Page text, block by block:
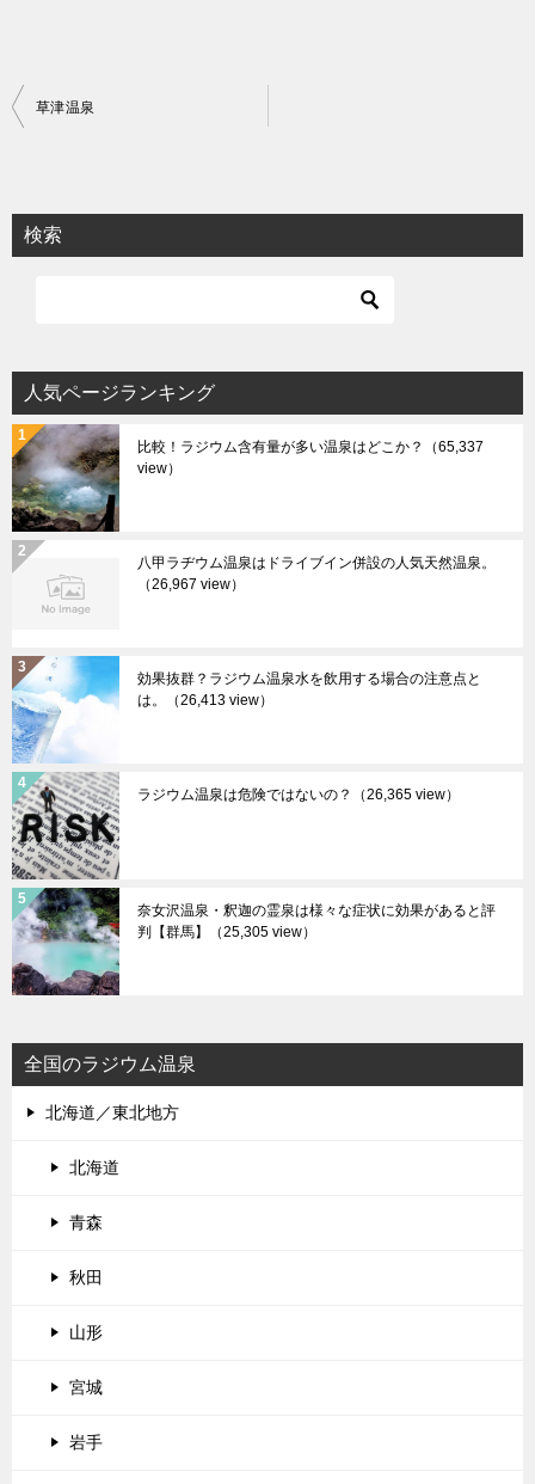
投
ビ
ゲ
ョ
ン
草津温泉
検索
人気ページランキング
比較！ラジウム含有量が多い温泉はどこか？
（65,337
view）
八甲ラヂウム温泉はドライブイン併設の人気天然温泉。
（26,967 view）
効果抜群？ラジウム温泉水を飲用する場合の注意点と
は。
（26,413 view）
ラジウム温泉は危険ではないの？ （26,365 view）
奈女沢温泉・釈迦の霊泉は様々な症状に効果があると評
判【群馬】
（25,305 view）
全国のラジウム温泉
北海道／東北地方
北海道
青森
秋田
山形
宮城
岩手